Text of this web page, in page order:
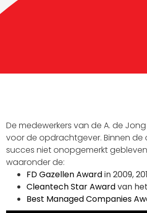
De medewerkers van de A. de
voor de opdrachtgever. Binnen de
succes niet onopgemerkt
waaronder de:
FD Gazellen Awardin 2009,
Cleantech Star Awardvan
Best Managed Companies